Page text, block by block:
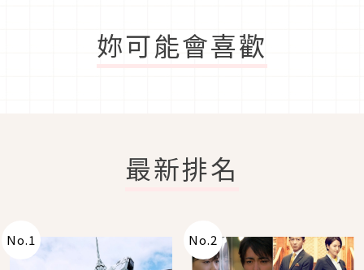
妳可能會喜歡
最新排名
No.1 No.2